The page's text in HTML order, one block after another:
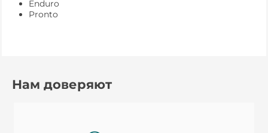
Enduro
Pronto
Нам доверяют